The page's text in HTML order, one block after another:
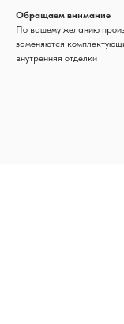
Обращаем внимание
По вашему желанию
заменяются
внутренняя отделки